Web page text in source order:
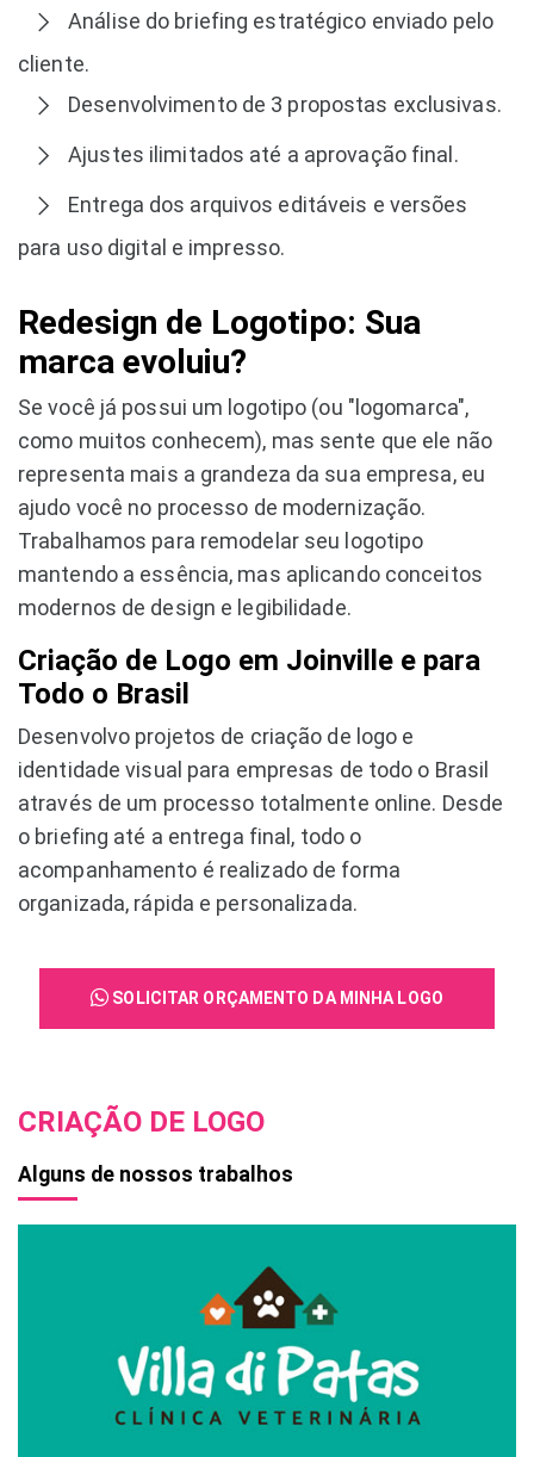
Análise do briefing estratégico enviado pelo
cliente.
Desenvolvimento de 3 propostas exclusivas.
Ajustes ilimitados até a aprovação final.
Entrega dos arquivos editáveis e versões
para uso digital e impresso.
Redesign de Logotipo: Sua
marca evoluiu?
Se você já possui um logotipo (ou "logomarca",
como muitos conhecem), mas sente que ele não
representa mais a grandeza da sua empresa, eu
ajudo você no processo de modernização.
Trabalhamos para remodelar seu logotipo
mantendo a essência, mas aplicando conceitos
modernos de design e legibilidade.
Criação de Logo em Joinville e para
Todo o Brasil
Desenvolvo projetos de criação de logo e
identidade visual para empresas de todo o Brasil
através de um processo totalmente online. Desde
o briefing até a entrega final, todo o
acompanhamento é realizado de forma
organizada, rápida e personalizada.
SOLICITAR ORÇAMENTO DA MINHA LOGO
CRIAÇÃO DE LOGO
Alguns de nossos trabalhos